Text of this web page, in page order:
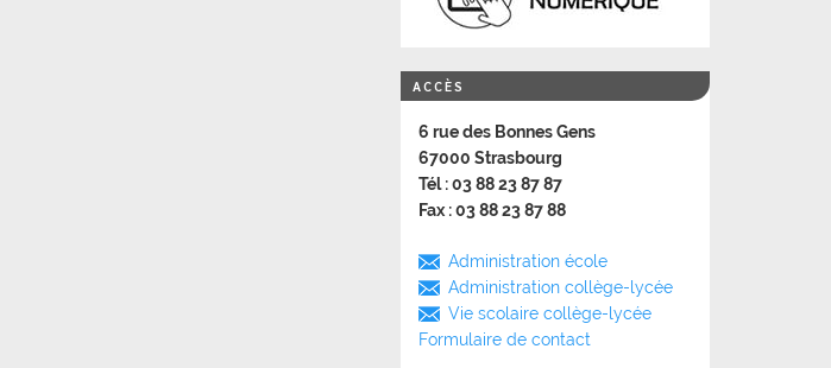
ACCÈS
6 rue des Bonnes Gens
67000 Strasbourg
Tél : 03 88 23 87 87
Fax : 03 88 23 87 88
Administration école
Administration collège-lycée
Vie scolaire collège-lycée
Formulaire de contact